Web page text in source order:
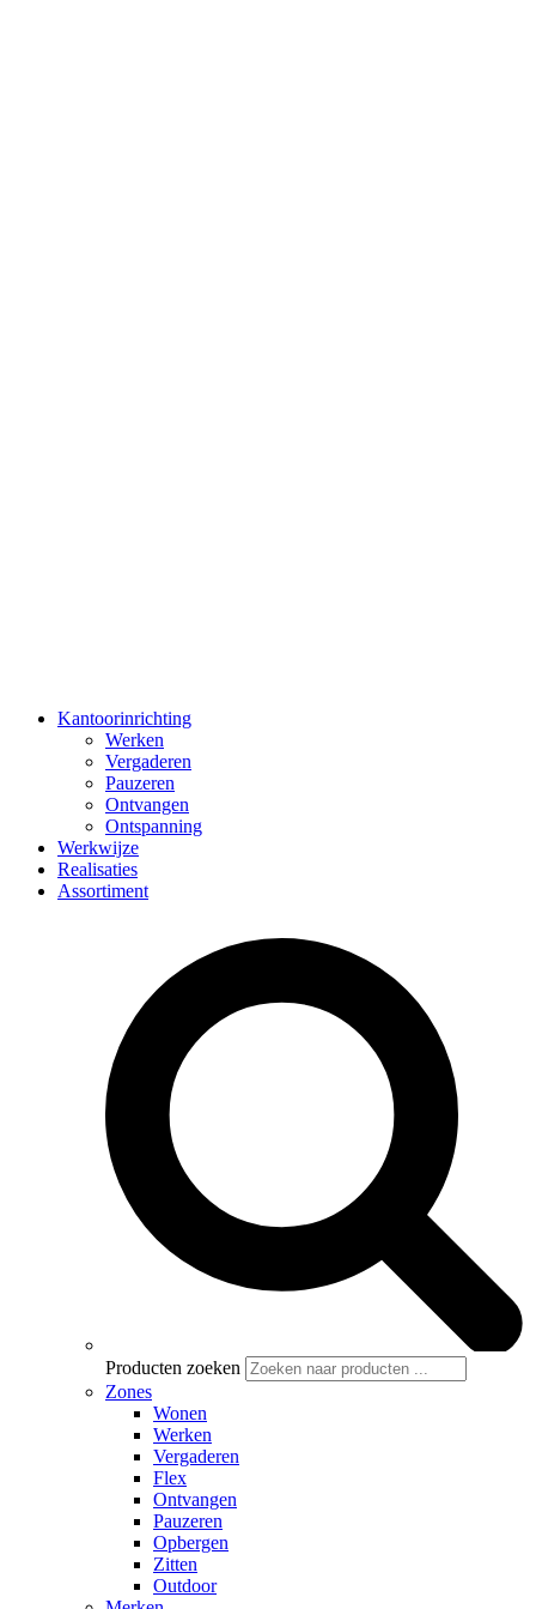
Kantoorinrichting
Werken
Vergaderen
Pauzeren
Ontvangen
Ontspanning
Werkwijze
Realisaties
Assortiment
Producten zoeken
Zones
Wonen
Werken
Vergaderen
Flex
Ontvangen
Pauzeren
Opbergen
Zitten
Outdoor